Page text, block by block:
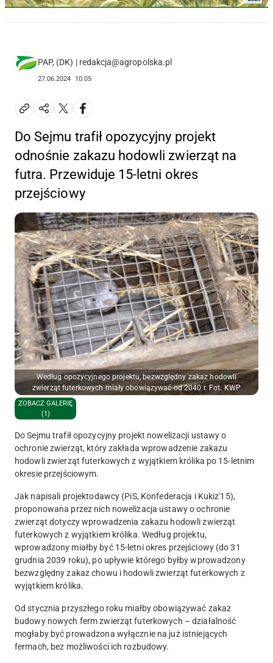
PAP, (DK) | redakcja@agropolska.pl
27.06.2024 10:05
Do Sejmu trafił opozycyjny projekt
odnośnie zakazu hodowli zwierząt na
futra. Przewiduje 15-letni okres
przejściowy
Według opozycyjnego projektu, bezwzględny zakaz hodowli
zwierząt futerkowych miały obowiązywać od 2040 r. Fot. KWP
ZOBACZ GALERIĘ
(1)
Do Sejmu trafił opozycyjny projekt nowelizacji ustawy o
ochronie zwierząt, który zakłada wprowadzenie zakazu
hodowli zwierząt futerkowych z wyjątkiem królika po 15-letnim
okresie przejściowym.
Jak napisali projektodawcy (PiS, Konfederacja i Kukiz'15),
proponowana przez nich nowelizacja ustawy o ochronie
zwierząt dotyczy wprowadzenia zakazu hodowli zwierząt
futerkowych z wyjątkiem królika. Według projektu,
wprowadzony miałby być 15-letni okres przejściowy (do 31
grudnia 2039 roku), po upływie którego byłby wprowadzony
bezwzględny zakaz chowu i hodowli zwierząt futerkowych z
wyjątkiem królika.
Od stycznia przyszłego roku miałby obowiązywać zakaz
budowy nowych ferm zwierząt futerkowych – działalność
mogłaby być prowadzona wyłącznie na już istniejących
fermach, bez możliwości ich rozbudowy.